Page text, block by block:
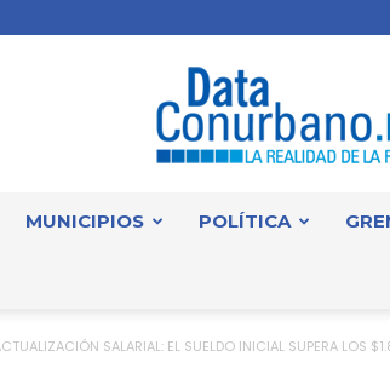
MUNICIPIOS POLÍTICA
SALARIAL: EL SUELDO INICIAL SUPERA LOS